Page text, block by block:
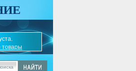
товары